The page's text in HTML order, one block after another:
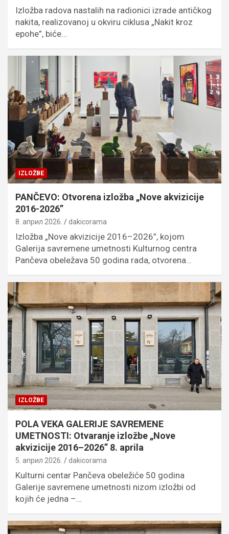
Izložba radova nastalih na radionici izrade antičkog
nakita, realizovanoj u okviru ciklusa „Nakit kroz
epohe”, biće…
IZLOŽBE
PANČEVO: Otvorena izložba „Nove akvizicije
2016-2026”
8. април 2026. dakicorama
Izložba „Nove akvizicije 2016–2026”, kojom
Galerija savremene umetnosti Kulturnog centra
Pančeva obeležava 50 godina rada, otvorena…
IZLOŽBE
POLA VEKA GALERIJE SAVREMENE
UMETNOSTI: Otvaranje izložbe „Nove
akvizicije 2016–2026” 8. aprila
5. април 2026. dakicorama
Kulturni centar Pančeva obeležiće 50 godina
Galerije savremene umetnosti nizom izložbi od
kojih će jedna –…